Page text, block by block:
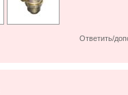
Ответить/